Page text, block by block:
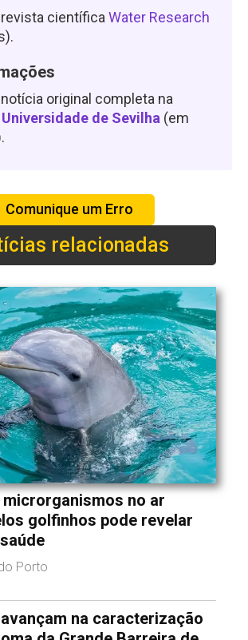
científica Water Research
original completa na
Universidade de Sevilha (em
Comunique um Erro
relacionadas
no ar
golfinhos pode revelar
Porto
na caracterização